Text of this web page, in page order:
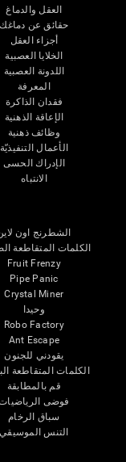
العقل والدماغ
حقائق عن دماغك
أجزاء العقل
الخلايا العصبية
اللدونة العصبية
المعرفة
فقدان الذاكرة
الإعاقة الذهنية
وظائف ذهنية
الأعمال التنفيذيّة
الإدراك الحسى
الانتباه
الشطرنج اون
الكلمات المتقاطعة
Fruit Frenzy
Pipe Panic
Crystal Miner
وحيدا
Robo Factory
Ant Escape
يقودني للجنون
الكلمات المتقاطعة
قم بالمطابقة
فوضى
سباق الرخام
التنس الموسيقي